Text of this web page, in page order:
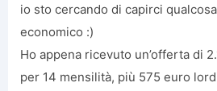
io sto cercando di capirci
economico :)
Ho appena ricevuto un’offerta di
per 14 mensilità, più 575 euro